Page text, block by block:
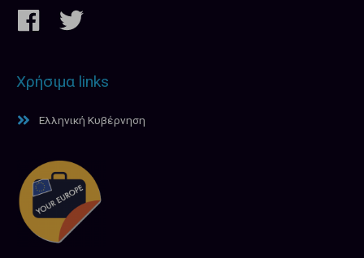
Χρήσιμα links
Ελληνική Κυβέρνηση